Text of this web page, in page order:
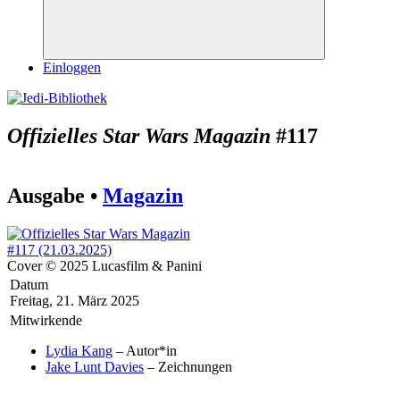
Suchen
Einloggen
Offizielles Star Wars Magazin #117
Ausgabe • Magazin
Cover © 2025 Lucasfilm & Panini
Datum
Freitag, 21. März 2025
Mitwirkende
Lydia Kang – Autor*in
Jake Lunt Davies – Zeichnungen